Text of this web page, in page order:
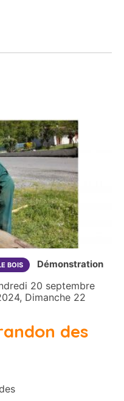
BOIS Démonstration
20 septembre
Dimanche 22
des